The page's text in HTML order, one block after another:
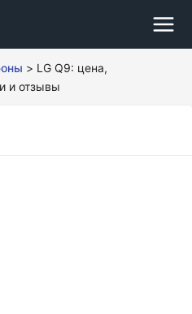
> LG Q9: цена,
и отзывы